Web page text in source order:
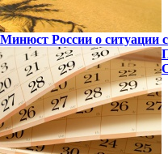
Минюст России о ситуации